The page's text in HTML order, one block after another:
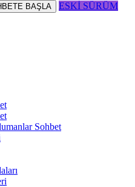
BAŞLA
ESKİ SÜRÜM
Sohbet